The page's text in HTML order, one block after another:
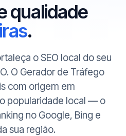
qualidade
.
o SEO local do seu
O Gerador de Tráfego
com origem em
popularidade local — o
no Google, Bing e
sua região.